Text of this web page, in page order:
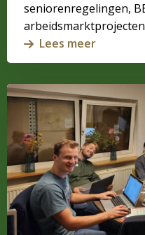
seniorenregelingen,
Lees meer
Lees
meer
over
Werken
met
AI
begint
met
vertrouwen